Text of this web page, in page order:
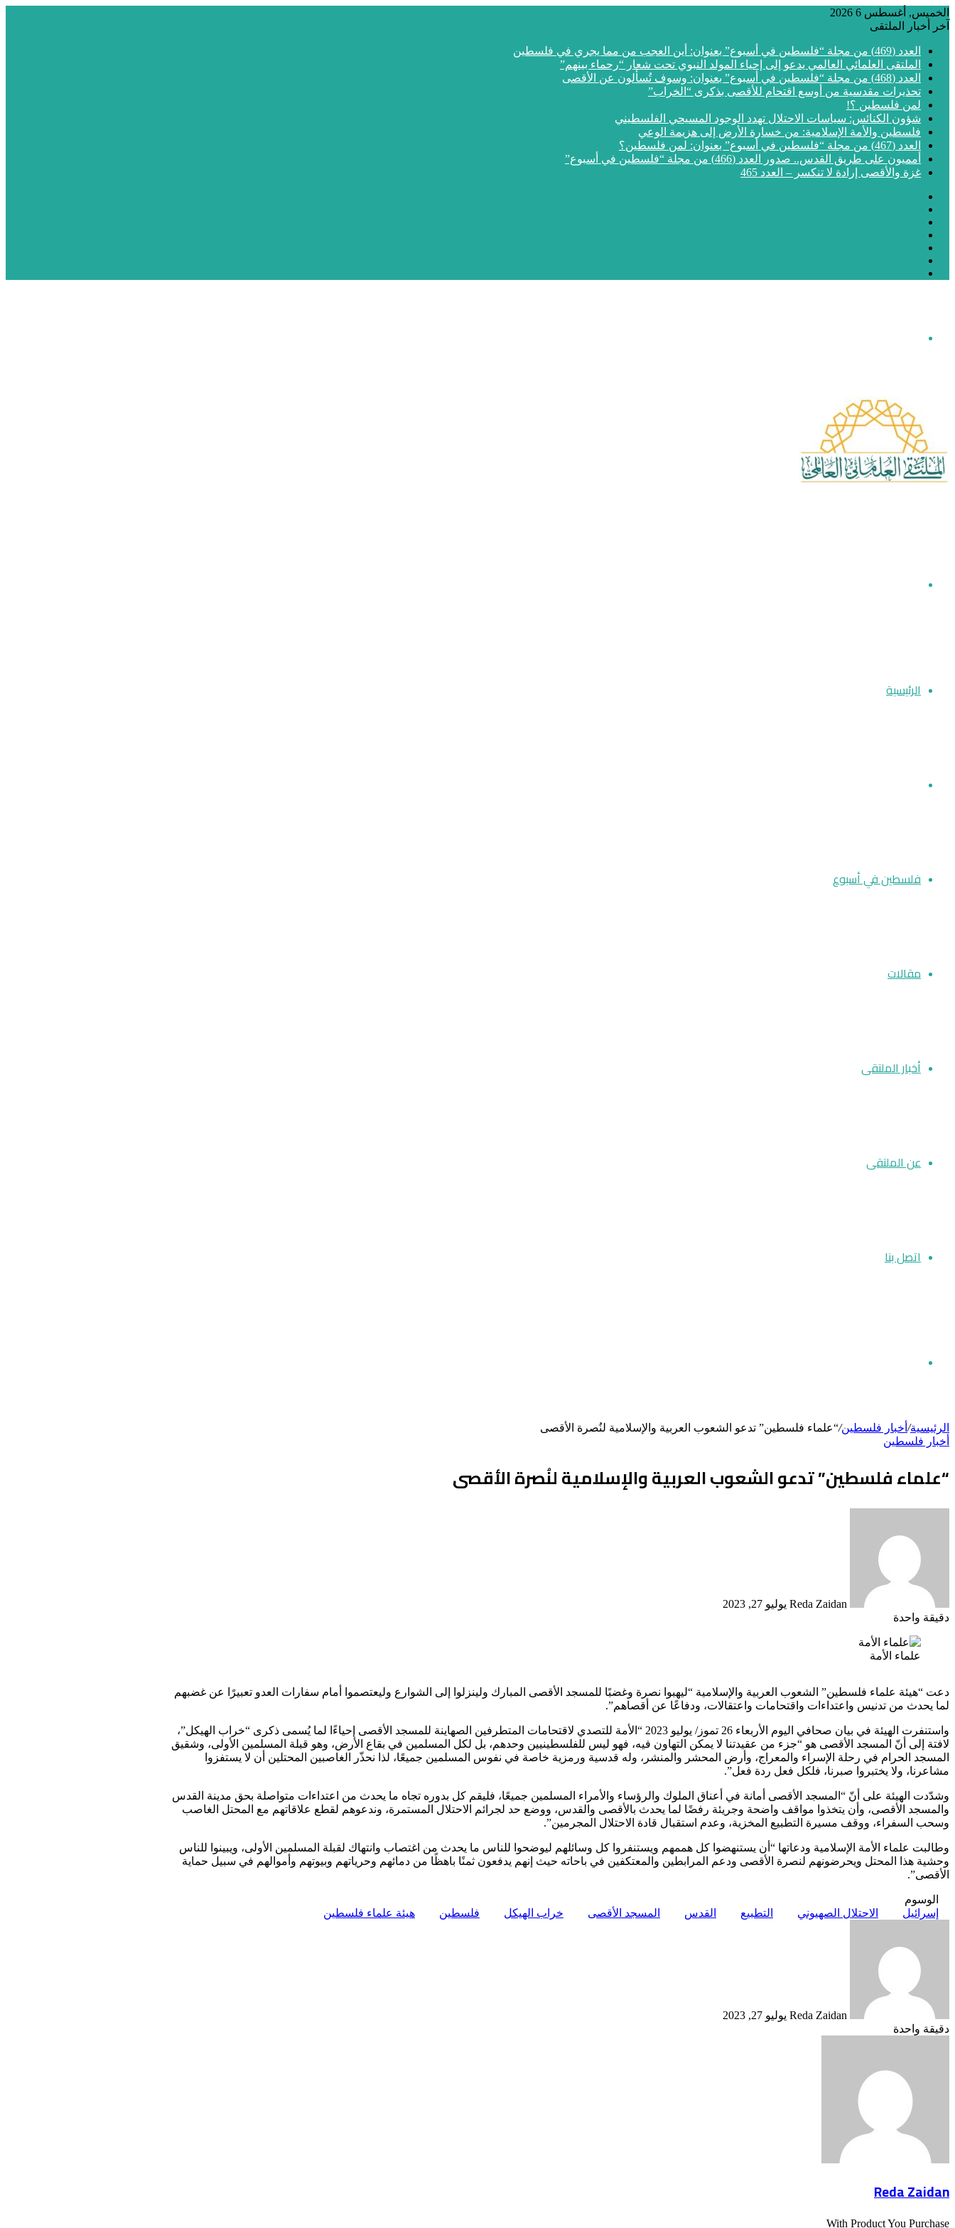
الخميس, أغسطس 6 2026
آخر أخبار الملتقى
العدد (469) من مجلة “فلسطين في أسبوع” بعنوان: أين العجب من مما يجري في فلسطين
الملتقى العلمائي العالمي يدعو إلى إحياء المولد النبوي تحت شعار “رحماء بينهم”
العدد (468) من مجلة “فلسطين في أسبوع” بعنوان: وسوف تُسألون عن الأقصى
تحذيرات مقدسية من أوسع اقتحام للأقصى بذكرى “الخراب”
لمن فلسطين ؟!
شؤون الكنائس: سياسات الاحتلال تهدد الوجود المسيحي الفلسطيني
فلسطين والأمة الإسلامية: من خسارة الأرض إلى هزيمة الوعي
العدد (467) من مجلة “فلسطين في أسبوع” بعنوان: لمن فلسطين؟
أمميون على طريق القدس.. صدور العدد (466) من مجلة “فلسطين في أسبوع”
غزة والأقصى إرادة لا تنكسر – العدد 465
الرئيسية
فلسطين في أسبوع
مقالات
أخبار الملتقى
عن الملتقى
اتصل بنا
الرئيسية/ أخبار فلسطين/“علماء فلسطين” تدعو الشعوب العربية والإسلامية لنُصرة الأقصى
أخبار فلسطين
“علماء فلسطين” تدعو الشعوب العربية والإسلامية لنُصرة الأقصى
Reda Zaidan يوليو 27, 2023
دقيقة واحدة
علماء الأمة
دعت “هيئة علماء فلسطين” الشعوب العربية والإسلامية “ليهبوا نصرة وغضبًا للمسجد الأقصى المبارك ولينزلوا إلى الشوارع وليعتصموا أمام سفارات العدو تعبيرًا عن غضبهم
لما يحدث من تدنيس واعتداءات واقتحامات واعتقالات، ودفاعًا عن أقصاهم”.
واستنفرت الهيئة في بيان صحافي اليوم الأربعاء 26 تموز/ يوليو 2023 “الأمة للتصدي لاقتحامات المتطرفين الصهاينة للمسجد الأقصى إحياءًا لما يُسمى ذكرى “خراب الهيكل”،
لافتة إلى أنّ المسجد الأقصى هو “جزء من عقيدتنا لا يمكن التهاون فيه، فهو ليس للفلسطينيين وحدهم، بل لكل المسلمين في بقاع الأرض، وهو قبلة المسلمين الأولى، وشقيق
المسجد الحرام في رحلة الإسراء والمعراج، وأرض المحشر والمنشر، وله قدسية ورمزية خاصة في نفوس المسلمين جميعًا، لذا نحذّر الغاصبين المحتلين أن لا يستفزوا
مشاعرنا، ولا يختبروا صبرنا، فلكل فعل ردة فعل”.
وشدّدت الهيئة على أنّ “المسجد الأقصى أمانة في أعناق الملوك والرؤساء والأمراء المسلمين جميعًا، فليقم كل بدوره تجاه ما يحدث من اعتداءات متواصلة بحق مدينة القدس
والمسجد الأقصى، وأن يتخذوا مواقف واضحة وجريئة رفضًا لما يحدث بالأقصى والقدس، ووضع حد لجرائم الاحتلال المستمرة، وندعوهم لقطع علاقاتهم مع المحتل الغاصب
وسحب السفراء، ووقف مسيرة التطبيع المخزية، وعدم استقبال قادة الاحتلال المجرمين”.
وطالبت علماء الأمة الإسلامية ودعاتها “أن يستنهضوا كل هممهم ويستنفروا كل وسائلهم ليوضحوا للناس ما يحدث من اغتصاب وانتهاك لقبلة المسلمين الأولى، ويبينوا للناس
وحشية هذا المحتل ويحرضونهم لنصرة الأقصى ودعم المرابطين والمعتكفين في باحاته حيث إنهم يدفعون ثمنًا باهظًا من دمائهم وحرياتهم وبيوتهم وأموالهم في سبيل حماية
الأقصى”.
الوسوم
إسرائيل
الاحتلال الصهيوني التطبيع القدس المسجد الأقصى خراب الهيكل فلسطين هيئة علماء فلسطين
Reda Zaidan يوليو 27, 2023
دقيقة واحدة
Reda Zaidan
With Product You Purchase